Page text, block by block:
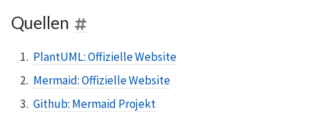
Quellen
PlantUML: Offizielle Website
Mermaid: Offizielle Website
Github: Mermaid Projekt